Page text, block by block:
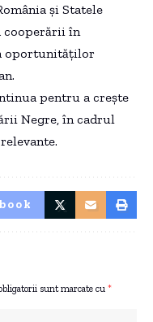
și Statele
cooperării în
oportunităților
pentru a crește
Negre, în cadrul
sunt marcate cu *